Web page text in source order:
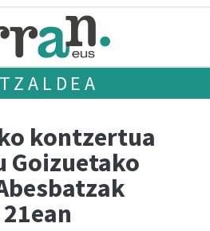
kontzertua
Goizuetako